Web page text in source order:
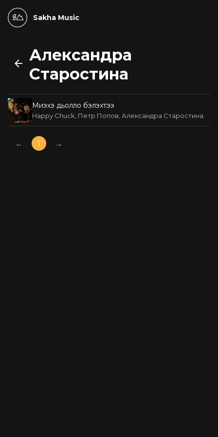
Sakha Music
Александра
Старостина
Миэхэ дьолло бэлэхтээ
Happy Chuck, Петр Попов, Александра Старостина
← 1 →